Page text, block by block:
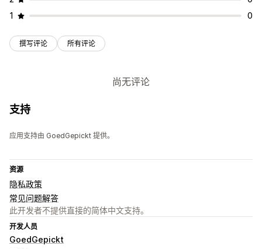
1
0
撰写评论 所有评论
尚无评论
支持
应用支持由 GoedGepickt 提供。
资源
隐私政策
常见问题解答
此开发者不提供直接的简体中文支持。
开发人员
GoedGepickt